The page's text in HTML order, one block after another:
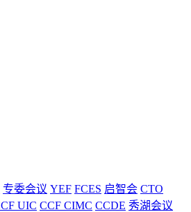
专委会议 YEF FCES 启智会 CTO
UIC CCF CIMC CCDE 秀湖会议